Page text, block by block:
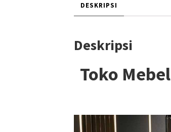
DESKRIPSI
Deskripsi
Toko Mebel